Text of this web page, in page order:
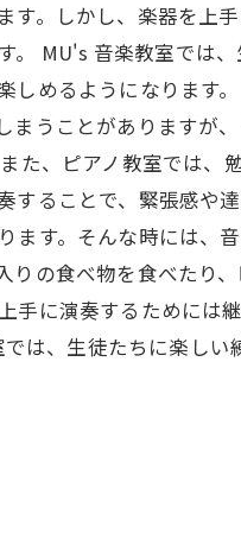
。しかし、楽器を上
MU's 音楽教室では
めるようになります
うことがありますが
た、ピアノ教室では
ることで、緊張感や
す。そんな時には、
の食べ物を食べたり
に演奏するためには
は、生徒たちに楽し